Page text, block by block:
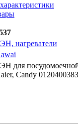
нагреватели
для
Candy